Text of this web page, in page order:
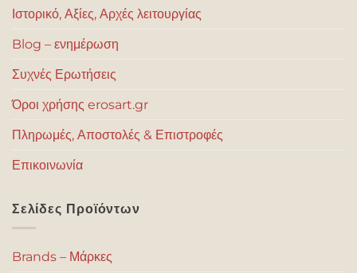
Ιστορικό, Αξίες, Αρχές λειτουργίας
Blog – ενημέρωση
Συχνές Ερωτήσεις
Όροι χρήσης erosart.gr
Πληρωμές, Αποστολές & Επιστροφές
Επικοινωνία
Σελίδες Προϊόντων
Brands – Μάρκες